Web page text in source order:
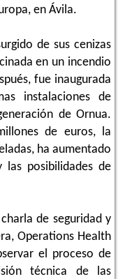
en Ávila.
de sus cenizas
en un incendio
fue inaugurada
instalaciones de
de Ornua.
de euros, la
ha aumentado
las posibilidades de
de seguridad y
Operations Health
el proceso de
técnica de las